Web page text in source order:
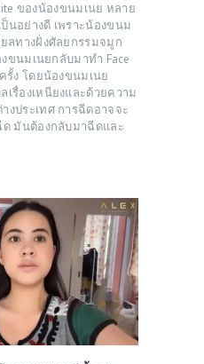
ของน้องขนมเนย หลาย
นอย่างดี เพราะน้องขนม
ลทางฝั่งศัลยกรรมจมูก
ขนมเนยกลับมาทำ Face
ง โดยน้องขนมเนย
รื่องเหนียงและด้วยความ
งประเทศ การฉีดอาจจะ
ด มันต้องกลับมาฉีดและ